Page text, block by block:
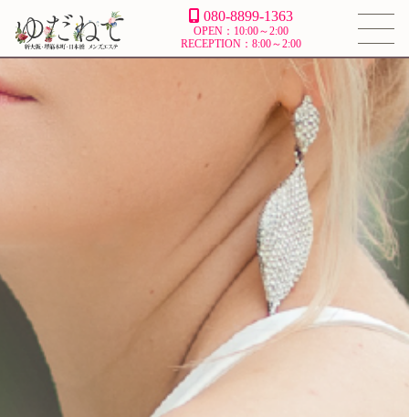
080-8899-1363
OPEN：10:00～2:00
RECEPTION：8:00～2:00